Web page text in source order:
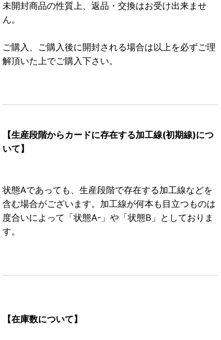
未開封商品の性質上、返品・交換はお受け出来ませ
ん。
ご購入、ご購入後に開封される場合は以上を必ずご理
解頂いた上でご購入下さい。
【生産段階からカードに存在する加工線(初期線)につ
いて】
状態Aであっても、生産段階で存在する加工線などを
含む場合がございます。加工線が何本も目立つものは
度合いによって「状態A-」や「状態B」としておりま
す。
【在庫数について】